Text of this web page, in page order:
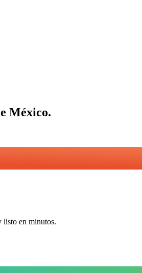
México.
listo en minutos.